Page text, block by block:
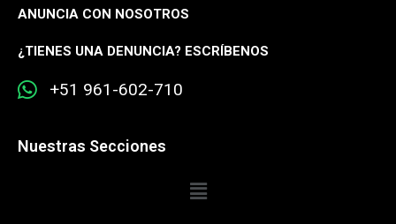
ANUNCIA CON NOSOTROS
¿TIENES UNA DENUNCIA? ESCRÍBENOS
+51 961-602-710
Nuestras Secciones